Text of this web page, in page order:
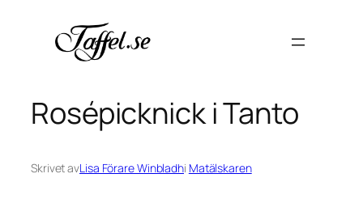
innehåll
Rosépicknick i Tanto
Skrivet avLisa Förare Winbladhi Matälskaren